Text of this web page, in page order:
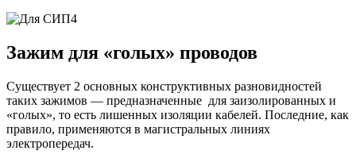
Зажим для «голых» проводов
Существует 2 основных конструктивных разновидностей
таких зажимов — предназначенные для заизолированных и
«голых», то есть лишенных изоляции кабелей. Последние, как
правило, применяются в магистральных линиях
электропередач.